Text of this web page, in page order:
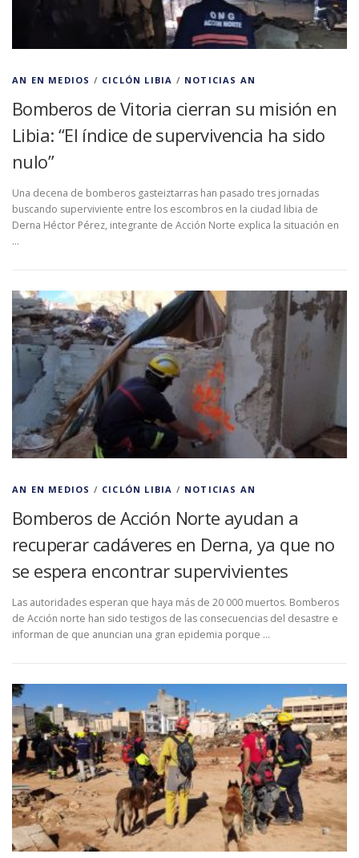
AN EN MEDIOS / CICLÓN LIBIA / NOTICIAS AN
Bomberos de Vitoria cierran su misión en
Libia: “El índice de supervivencia ha sido
nulo”
Una decena de bomberos gasteiztarras han pasado tres jornadas
buscando superviviente entre los escombros en la ciudad libia de
Derna Héctor Pérez, integrante de Acción Norte explica la situación en
…
AN EN MEDIOS / CICLÓN LIBIA / NOTICIAS AN
Bomberos de Acción Norte ayudan a
recuperar cadáveres en Derna, ya que no
se espera encontrar supervivientes
Las autoridades esperan que haya más de 20 000 muertos. Bomberos
de Acción norte han sido testigos de las consecuencias del desastre e
informan de que anuncian una gran epidemia porque …